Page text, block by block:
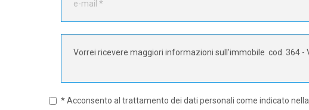
* Acconsento al trattamento dei dati personali come indicato nella